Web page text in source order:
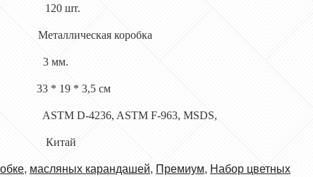
120 шт.
коробка
3 мм.
* 3,5 см
D-4236, ASTM F-963, MSDS,
Китай
, масляных карандашей, Премиум, Набор цветных